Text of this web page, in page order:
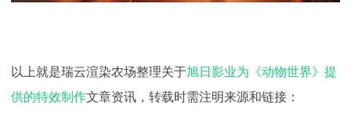
以上就是瑞云渲染农场整理关于旭日影业为《动物世界》提
供的特效制作文章资讯，转载时需注明来源和链接：